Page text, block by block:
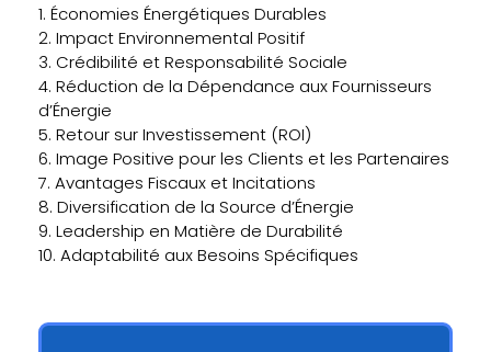
1. Économies Énergétiques Durables
2. Impact Environnemental Positif
3. Crédibilité et Responsabilité Sociale
4. Réduction de la Dépendance aux Fournisseurs
d’Énergie
5. Retour sur Investissement (ROI)
6. Image Positive pour les Clients et les Partenaires
7. Avantages Fiscaux et Incitations
8. Diversification de la Source d’Énergie
9. Leadership en Matière de Durabilité
10. Adaptabilité aux Besoins Spécifiques